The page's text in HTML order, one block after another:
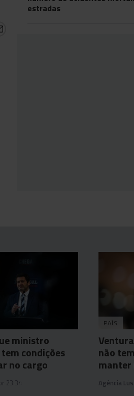
estradas
ministro
condições
no cargo
23:34
PAÍS
não
manter
Agência